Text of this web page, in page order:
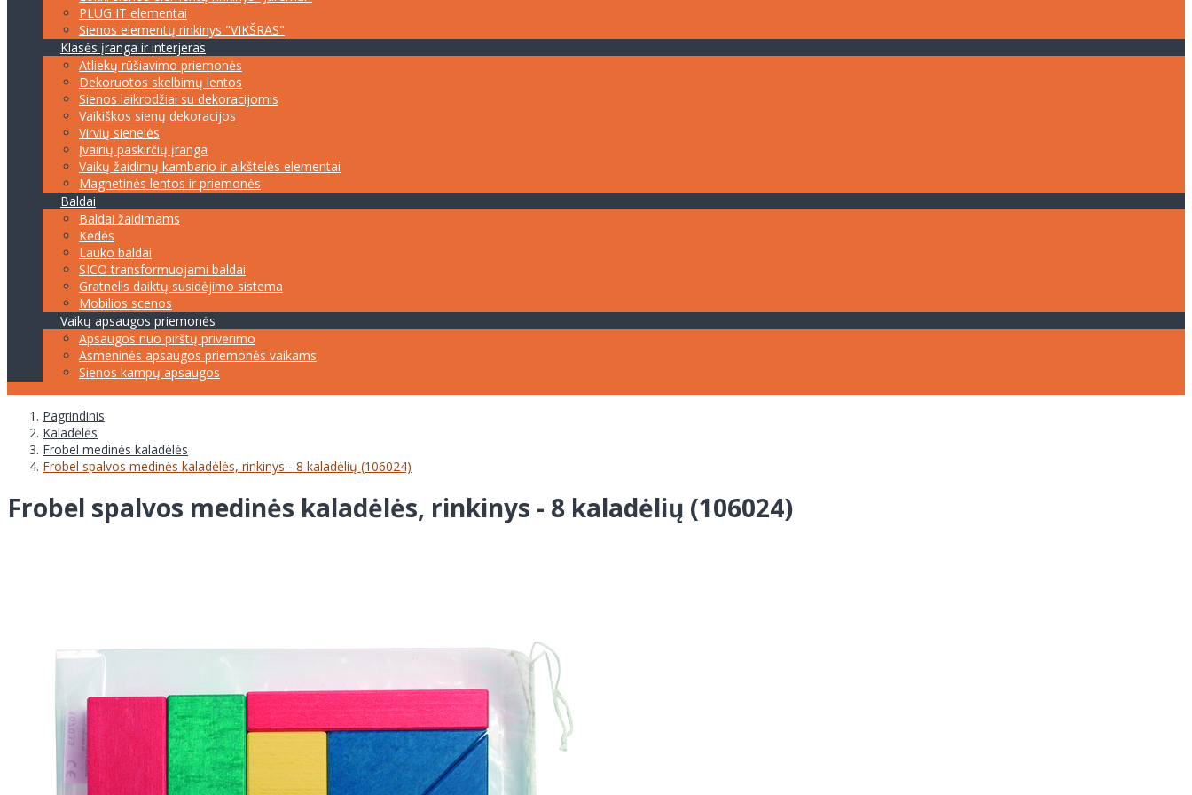
PLUG IT elementai
Sienos elementų rinkinys "VIKŠRAS"
Klasės įranga ir interjeras
Atliekų rūšiavimo priemonės
Dekoruotos skelbimų lentos
Sienos laikrodžiai su dekoracijomis
Vaikiškos sienų dekoracijos
Virvių sienelės
Įvairių paskirčių įranga
Vaikų žaidimų kambario ir aikštelės elementai
Magnetinės lentos ir priemonės
Baldai
Baldai žaidimams
Kėdės
Lauko baldai
SICO transformuojami baldai
Gratnells daiktų susidėjimo sistema
Mobilios scenos
Vaikų apsaugos priemonės
Apsaugos nuo pirštų privėrimo
Asmeninės apsaugos priemonės vaikams
Sienos kampų apsaugos
Pagrindinis
Kaladėlės
Frobel medinės kaladėlės
Frobel spalvos medinės kaladėlės, rinkinys - 8 kaladėlių (106024)
Frobel spalvos medinės kaladėlės, rinkinys - 8 kaladėlių (106024)